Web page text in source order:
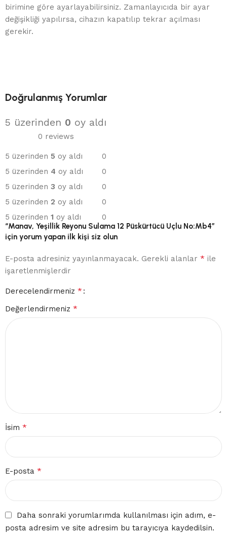
birimine göre ayarlayabilirsiniz. Zamanlayıcıda bir ayar
değişikliği yapılırsa, cihazın kapatılıp tekrar açılması
gerekir.
Doğrulanmış Yorumlar
5 üzerinden 0 oy aldı
0 reviews
5 üzerinden 5 oy aldı
0
5 üzerinden 4 oy aldı
0
5 üzerinden 3 oy aldı
0
5 üzerinden 2 oy aldı
0
5 üzerinden 1 oy aldı
0
“Manav, Yeşillik Reyonu Sulama 12 Püskürtücü Uçlu No:Mb4”
için yorum yapan ilk kişi siz olun
E-posta adresiniz yayınlanmayacak. Gerekli alanlar * ile
işaretlenmişlerdir
Derecelendirmeniz *
Değerlendirmeniz *
İsim *
E-posta *
Daha sonraki yorumlarımda kullanılması için adım, e-
posta adresim ve site adresim bu tarayıcıya kaydedilsin.